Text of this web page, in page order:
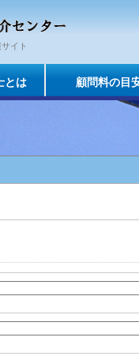
イト
とは 顧問料の目